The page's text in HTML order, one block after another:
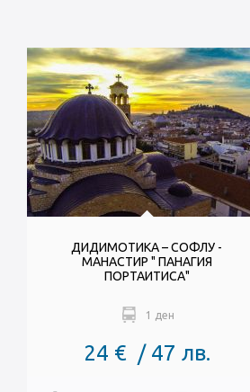
ДИДИМОТИКА – СОФЛУ -
МАНАСТИР " ПАНАГИЯ
ПОРТАИТИСА"
1 ден
24 € / 47 лв.